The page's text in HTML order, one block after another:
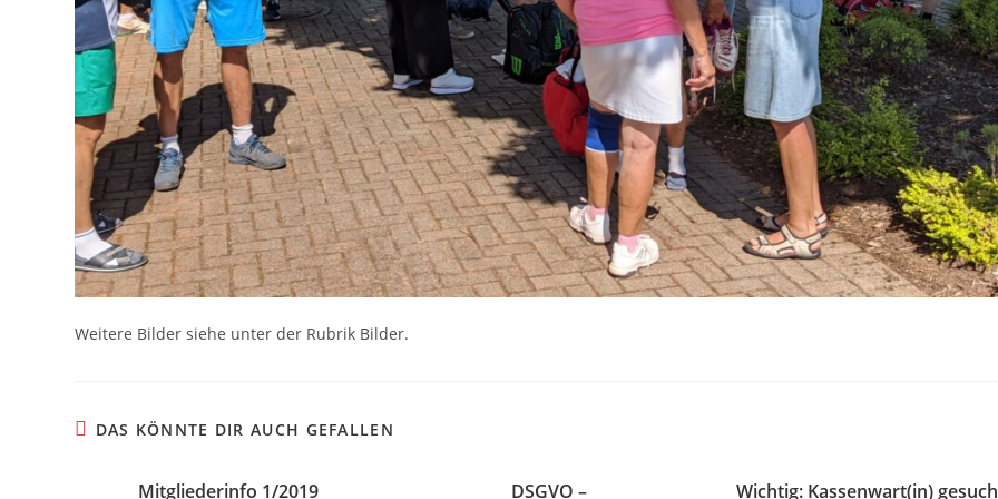
Weitere Bilder siehe unter der Rubrik Bilder.
DAS KÖNNTE DIR AUCH GEFALLEN
Mitgliederinfo 1/2019 DSGVO – Wichtig: Kassenwart(in)